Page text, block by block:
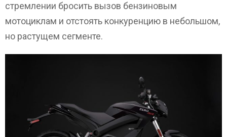
стремлении бросить вызов бензиновым
мотоциклам и отстоять конкуренцию в небольшом,
но растущем сегменте.